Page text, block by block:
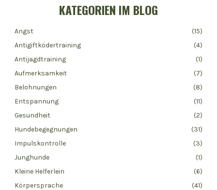
KATEGORIEN IM BLOG
Angst
(15)
Antigiftködertraining
(4)
Antijagdtraining
(1)
Aufmerksamkeit
(7)
Belohnungen
(8)
Entspannung
(11)
Gesundheit
(2)
Hundebegegnungen
(31)
Impulskontrolle
(3)
Junghunde
(1)
Kleine Helferlein
(6)
Körpersprache
(41)